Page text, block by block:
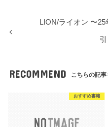
LION/ライオン 〜
RECOMMEND こちらの記事
おすすめ書籍